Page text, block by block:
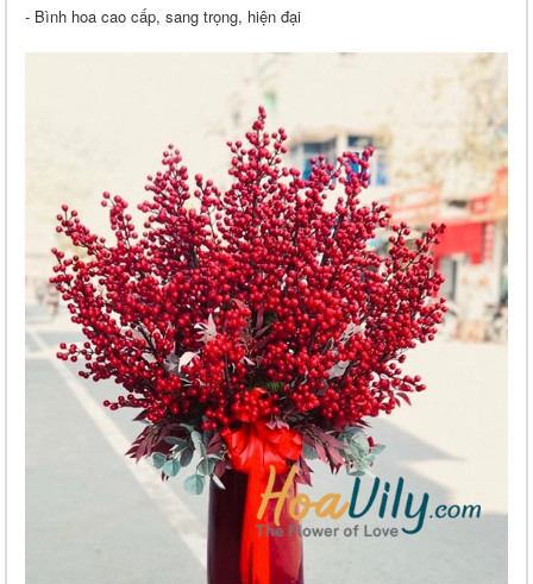
- Bình hoa cao cấp, sang trọng, hiện đại